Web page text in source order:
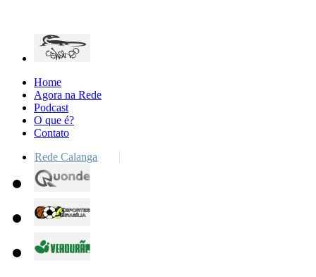
Home
Agora na Rede
Podcast
O que é?
Contato
Rede Calanga